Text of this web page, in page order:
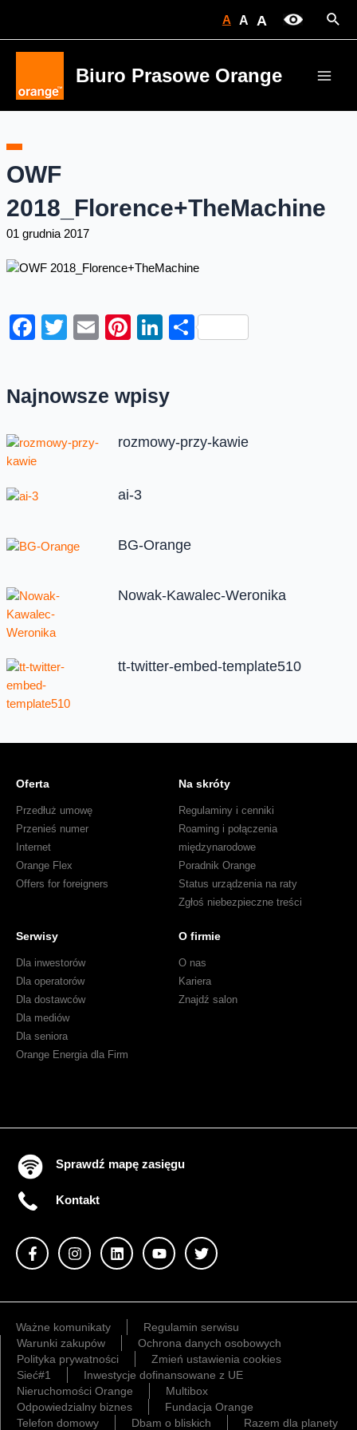
A A A
Biuro Prasowe Orange
OWF
2018_Florence+TheMachine
01 grudnia 2017
Facebook
Twitter
EmailPinterest
LinkedIn
Share
Najnowsze wpisy
rozmowy-przy-kawie
ai-3
BG-Orange
Nowak-Kawalec-Weronika
tt-twitter-embed-template510
Oferta
Przedłuż umowę
Przenieś numer
Internet
Orange Flex
Offers for foreigners
Na skróty
Regulaminy i cenniki
Roaming i połączenia
międzynarodowe
Poradnik Orange
Status urządzenia na raty
Zgłoś niebezpieczne treści
Serwisy
Dla inwestorów
Dla operatorów
Dla dostawców
Dla mediów
Dla seniora
Orange Energia dla Firm
O firmie
O nas
Kariera
Znajdź salon
Sprawdź mapę zasięgu
Kontakt
Ważne komunikaty
Regulamin serwisu
Warunki zakupów
Ochrona danych osobowych
Polityka prywatności
Zmień ustawienia cookies
Sieć#1
Inwestycje dofinansowane z UE
Nieruchomości Orange
Multibox
Odpowiedzialny biznes
Fundacja Orange
Telefon domowy
Dbam o bliskich Razem dla planety